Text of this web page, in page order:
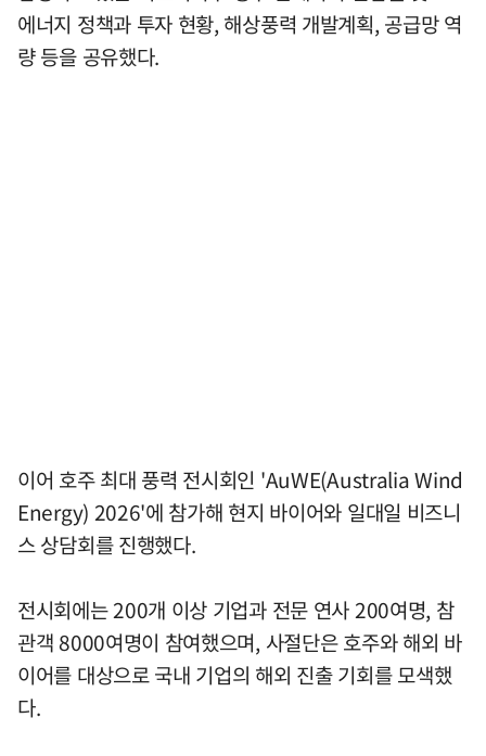
에너지 정책과 투자 현황, 해상풍력 개발계획, 공급망 역
량 등을 공유했다.
이어 호주 최대 풍력 전시회인 'AuWE(Australia Wind
Energy) 2026'에 참가해 현지 바이어와 일대일 비즈니
스 상담회를 진행했다.
전시회에는 200개 이상 기업과 전문 연사 200여명, 참
관객 8000여명이 참여했으며, 사절단은 호주와 해외 바
이어를 대상으로 국내 기업의 해외 진출 기회를 모색했
다.